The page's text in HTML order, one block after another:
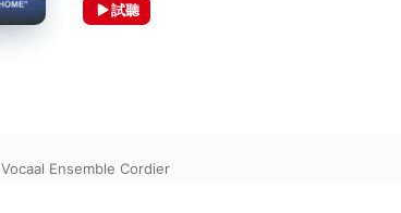
試聽
Vocaal Ensemble Cordier